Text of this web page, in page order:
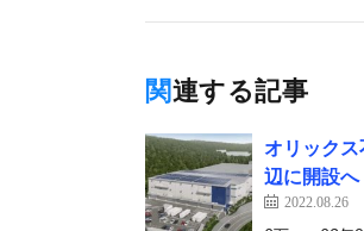
関連する記事
オリック
辺に開設へ
2022.08.26